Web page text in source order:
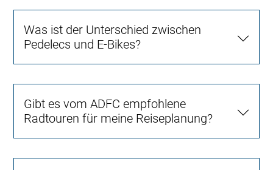
Was ist der Unterschied zwischen
Pedelecs und E-Bikes?
Gibt es vom ADFC empfohlene
Radtouren für meine Reiseplanung?